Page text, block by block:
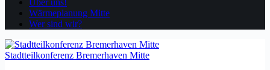
Über uns!
Wärmeplanung Mitte
Wer sind wir?
Stadtteilkonferenz Bremerhaven Mitte